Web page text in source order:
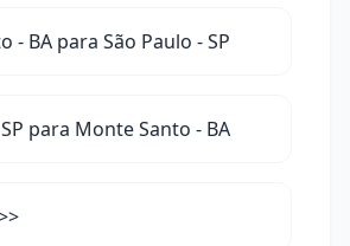
- BA para São Paulo - SP
para Monte Santo - BA